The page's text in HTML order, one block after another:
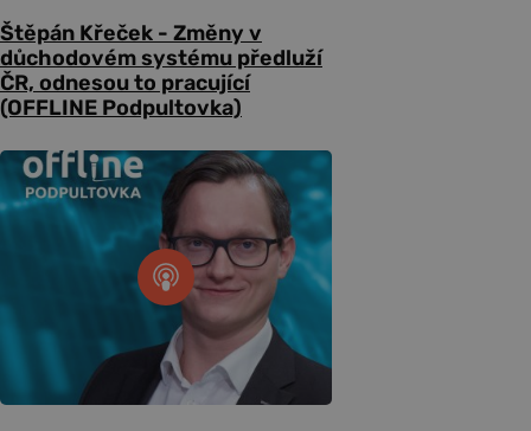
Štěpán Křeček - Změny v
důchodovém systému předluží
ČR, odnesou to pracující
(OFFLINE Podpultovka)